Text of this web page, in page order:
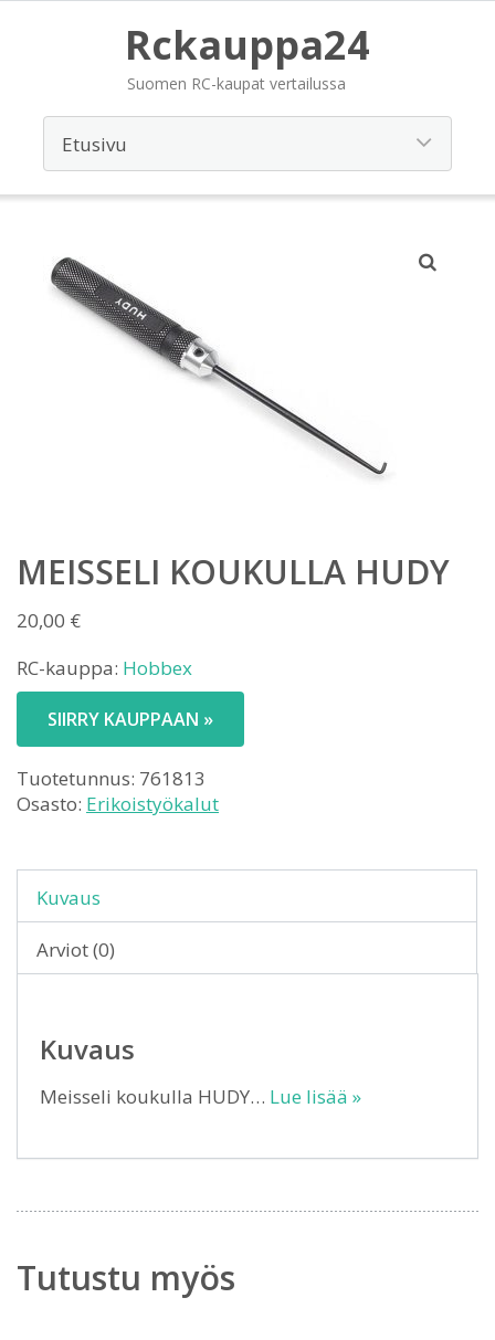
Rckauppa24
Suomen RC-kaupat vertailussa
MEISSELI KOUKULLA HUDY
20,00 €
RC-kauppa: Hobbex
SIIRRY KAUPPAAN »
Tuotetunnus: 761813
Osasto: Erikoistyökalut
Kuvaus
Arviot (0)
Kuvaus
Meisseli koukulla HUDY… Lue lisää »
Tutustu myös